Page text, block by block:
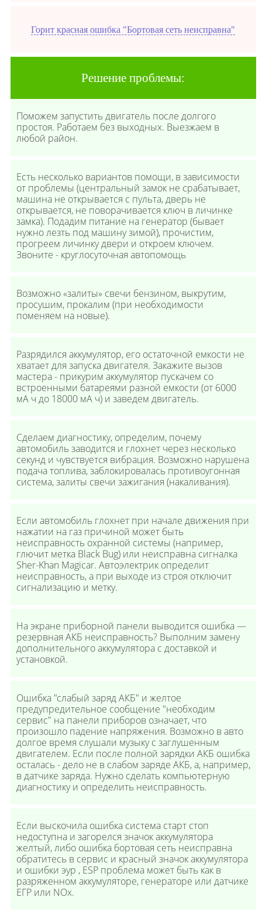
Горит красная ошибка "Бортовая сеть неисправна"
Решение проблемы:
Поможем запустить двигатель после долгого
простоя. Работаем без выходных. Выезжаем в
любой район.
Есть несколько вариантов помощи, в зависимости
от проблемы (центральный замок не срабатывает,
машина не открывается с пульта, дверь не
открывается, не поворачивается ключ в личинке
замка). Подадим питание на генератор (бывает
нужно лезть под машину зимой), прочистим,
прогреем личинку двери и откроем ключем.
Звоните - круглосуточная автопомощь
Возможно «залиты» свечи бензином, выкрутим,
просушим, прокалим (при необходимости
поменяем на новые).
Разрядился аккумулятор, его остаточной емкости не
хватает для запуска двигателя. Закажите вызов
мастера - прикурим аккумулятор пускачем со
встроенными батареями разной емкости (от 6000
мА ч до 18000 мА ч) и заведем двигатель.
Сделаем диагностику, определим, почему
автомобиль заводится и глохнет через несколько
секунд и чувствуется вибрация. Возможно нарушена
подача топлива, заблокировалась противоугонная
система, залиты свечи зажигания (накаливания).
Если автомобиль глохнет при начале движения при
нажатии на газ причиной может быть
неисправность охранной системы (например,
глючит метка Black Bug) или неисправна сигналка
Sher-Khan Magicar. Автоэлектрик определит
неисправность, а при выходе из строя отключит
сигнализацию и метку.
На экране приборной панели выводится ошибка —
резервная АКБ неисправность? Выполним замену
дополнительного аккумулятора с доставкой и
установкой.
Ошибка "слабый заряд АКБ" и желтое
предупредительное сообщение "необходим
сервис" на панели приборов означает, что
произошло падение напряжения. Возможно в авто
долгое время слушали музыку с заглушенным
двигателем. Если после полной зарядки АКБ ошибка
осталась - дело не в слабом заряде АКБ, а, например,
в датчике заряда. Нужно сделать компьютерную
диагностику и определить неисправность.
Если выскочила ошибка система старт стоп
недоступна и загорелся значок аккумулятора
желтый, либо ошибка бортовая сеть неисправна
обратитесь в сервис и красный значок аккумулятора
и ошибки эур , ESP проблема может быть как в
разряженном аккумуляторе, генераторе или датчике
ЕГР или NOx.